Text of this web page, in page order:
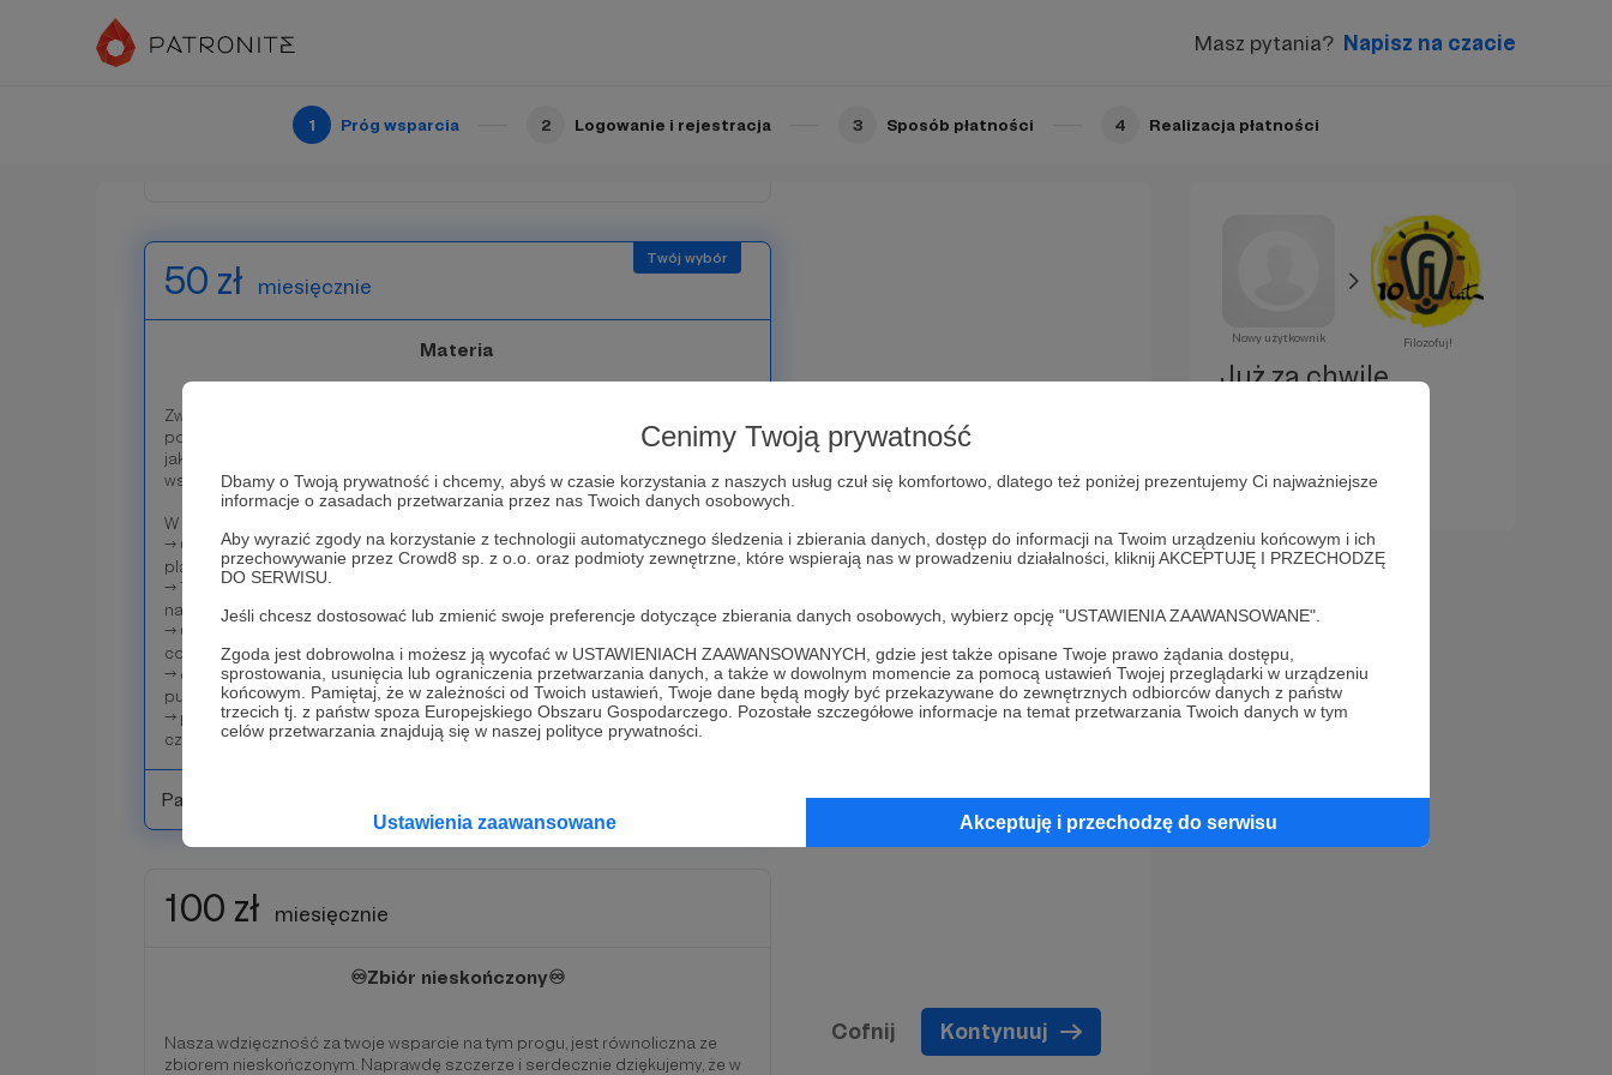
Cenimy Twoją prywatność
Dbamy o Twoją prywatność i chcemy, abyś w czasie korzystania z naszych usług czuł się komfortowo, dlatego też poniżej prezentujemy Ci najważniejsze
informacje o zasadach przetwarzania przez nas Twoich danych osobowych.
Aby wyrazić zgody na korzystanie z technologii automatycznego śledzenia i zbierania danych, dostęp do informacji na Twoim urządzeniu końcowym i ich
przechowywanie przez Crowd8 sp. z o.o. oraz podmioty zewnętrzne, które wspierają nas w prowadzeniu działalności, kliknij AKCEPTUJĘ I PRZECHODZĘ
DO SERWISU.
Jeśli chcesz dostosować lub zmienić swoje preferencje dotyczące zbierania danych osobowych, wybierz opcję "USTAWIENIA ZAAWANSOWANE".
Zgoda jest dobrowolna i możesz ją wycofać w USTAWIENIACH ZAAWANSOWANYCH, gdzie jest także opisane Twoje prawo żądania dostępu,
sprostowania, usunięcia lub ograniczenia przetwarzania danych, a także w dowolnym momencie za pomocą ustawień Twojej przeglądarki w urządzeniu
końcowym. Pamiętaj, że w zależności od Twoich ustawień, Twoje dane będą mogły być przekazywane do zewnętrznych odbiorców danych z państw
trzecich tj. z państw spoza Europejskiego Obszaru Gospodarczego. Pozostałe szczegółowe informacje na temat przetwarzania Twoich danych w tym
celów przetwarzania znajdują się w naszej polityce prywatności.
Ustawienia zaawansowane Akceptuję i przechodzę do serwisu
Masz pytania? Napisz na czacie
1 Próg wsparcia 2 Logowanie i rejestracja 3 Sposób płatności 4 Realizacja płatności
→ po trzech miesiącach wsparcia 5 wybranych przez Ciebie archiwalnych
Wydawnictwa Academicon.
50 zł miesięcznie
Materia
Zwolennicy materializmu powiadają, że nic nie istnieje bez materii. My zaś
powiadamy, że nasza praca nie mogłaby powstać bez wsparcia osób takich
jak ty! Dziękujemy, że wybrałeś ten, wysoki już w porównaniu do innych, próg
wsparcia naszej działalności. 🌟
W zamian możemy zaoferować 🎁:
→ Otrzymasz newsletter, w którym podzielimy się efektami naszej pracy i
planami na przyszłość, oraz newsami;
→ Twoje imię pojawi się w Galerii Patronów Filozofii, jako trwały symbol
naszego uznania.
→ Co miesiąc będziesz miał możliwość wygrania książki w losowaniu na
comiesięczny Dzień Patronów.
→ dostęp do elektronicznej wersji naszego czasopisma od razu po jego
publikacji;
→ po trzech miesiącach wsparcia otrzymasz roczną prenumeratę naszego
czasopisma.
Patroni: 4
100 zł miesięcznie
♾️Zbiór nieskończony♾️
Nasza wdzięczność za twoje wsparcie na tym progu, jest równoliczna ze
zbiorem nieskończonym. Naprawdę szczerze i serdecznie dziękujemy, że w
Cofnij Kontynuuj
Nowy użytkownik Filozofuj!
Już za chwilę